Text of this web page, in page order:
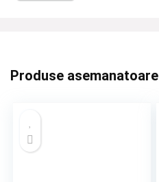
Produse asemanatoare